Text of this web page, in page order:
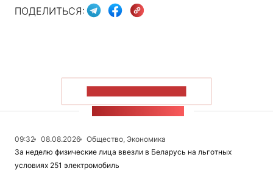
ПОДЕЛИТЬСЯ:
09:32 08.08.2026
Общество, Экономика
За неделю физические лица ввезли в Беларусь на льготных
условиях 251 электромобиль